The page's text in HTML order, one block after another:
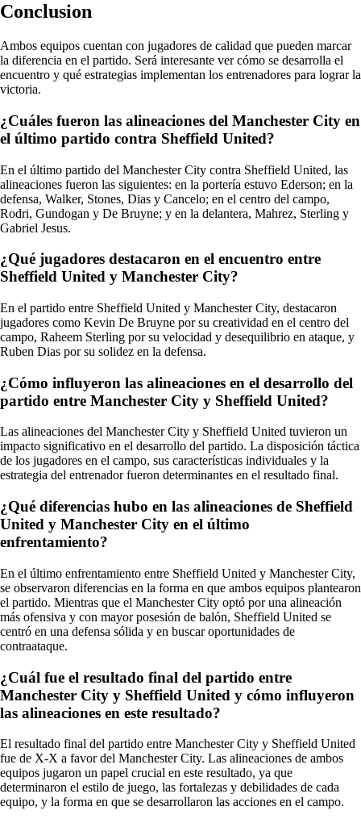
Conclusion
Ambos equipos cuentan con jugadores de calidad que pueden marcar
la diferencia en el partido. Será interesante ver cómo se desarrolla el
encuentro y qué estrategias implementan los entrenadores para lograr la
victoria.
¿Cuáles fueron las alineaciones del Manchester City en
el último partido contra Sheffield United?
En el último partido del Manchester City contra Sheffield United, las
alineaciones fueron las siguientes: en la portería estuvo Ederson; en la
defensa, Walker, Stones, Dias y Cancelo; en el centro del campo,
Rodri, Gundogan y De Bruyne; y en la delantera, Mahrez, Sterling y
Gabriel Jesus.
¿Qué jugadores destacaron en el encuentro entre
Sheffield United y Manchester City?
En el partido entre Sheffield United y Manchester City, destacaron
jugadores como Kevin De Bruyne por su creatividad en el centro del
campo, Raheem Sterling por su velocidad y desequilibrio en ataque, y
Ruben Dias por su solidez en la defensa.
¿Cómo influyeron las alineaciones en el desarrollo del
partido entre Manchester City y Sheffield United?
Las alineaciones del Manchester City y Sheffield United tuvieron un
impacto significativo en el desarrollo del partido. La disposición táctica
de los jugadores en el campo, sus características individuales y la
estrategia del entrenador fueron determinantes en el resultado final.
¿Qué diferencias hubo en las alineaciones de Sheffield
United y Manchester City en el último
enfrentamiento?
En el último enfrentamiento entre Sheffield United y Manchester City,
se observaron diferencias en la forma en que ambos equipos plantearon
el partido. Mientras que el Manchester City optó por una alineación
más ofensiva y con mayor posesión de balón, Sheffield United se
centró en una defensa sólida y en buscar oportunidades de
contraataque.
¿Cuál fue el resultado final del partido entre
Manchester City y Sheffield United y cómo influyeron
las alineaciones en este resultado?
El resultado final del partido entre Manchester City y Sheffield United
fue de X-X a favor del Manchester City. Las alineaciones de ambos
equipos jugaron un papel crucial en este resultado, ya que
determinaron el estilo de juego, las fortalezas y debilidades de cada
equipo, y la forma en que se desarrollaron las acciones en el campo.